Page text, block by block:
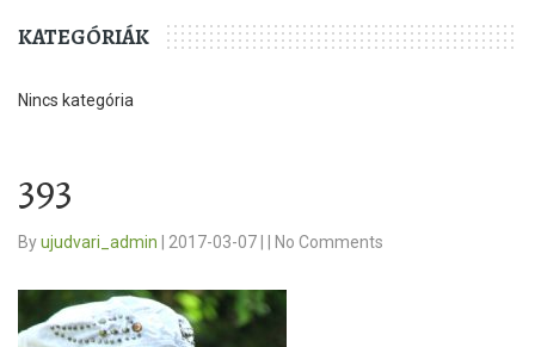
KATEGÓRIÁK
Nincs kategória
393
Byujudvari_admin 2017-03-07 No Comments